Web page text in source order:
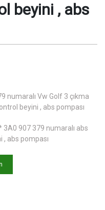
beyini , abs
numaralı Vw Golf 3 çıkma
beyini , abs pompası
907 379 numaralı abs
abs pompası